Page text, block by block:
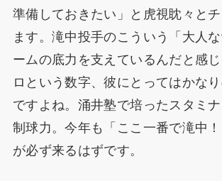
準備しておきたい」と虎視眈々と
ます。滝中投手のこういう「大人
ームの底力を支えているんだと感
ロという数字、彼にとってはかな
ですよね。涌井塾で培ったスタミ
制球力。今年も「ここ一番で滝中
が必ず来るはずです。